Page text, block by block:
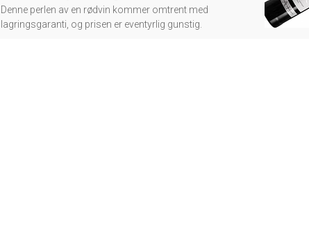
Denne perlen av en rødvin kommer omtrent med
lagringsgaranti, og prisen er eventyrlig gunstig.